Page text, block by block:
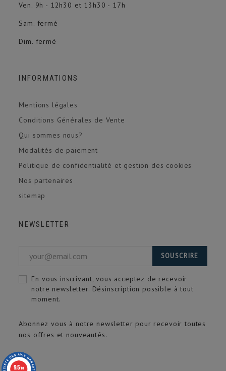
Ven. 9h - 12h30 et 13h30 - 17h
Sam. fermé
Dim. fermé
INFORMATIONS
Mentions légales
Conditions Générales de Vente
Qui sommes nous?
Modalités de paiement
Politique de confidentialité et gestion des cookies
Nos partenaires
sitemap
NEWSLETTER
Abonnez vous à notre newsletter pour recevoir toutes
nos offres et nouveautés.
SOUSCRIRE
En vous inscrivant, vous acceptez de recevoir
notre newsletter. Désinscription possible à tout
moment.
9.5/10